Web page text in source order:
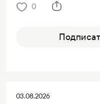
0
03.08.2026